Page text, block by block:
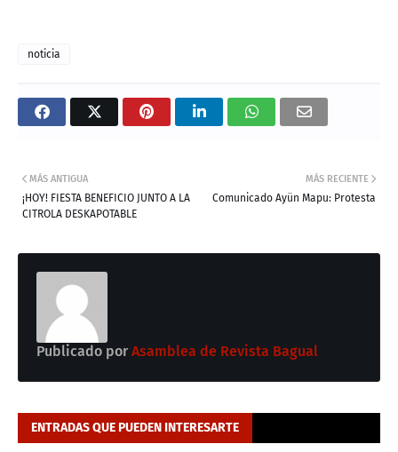
noticia
MÁS RECIENTE
Comunicado Ayün Mapu: Protesta
MÁS ANTIGUA
¡HOY! FIESTA BENEFICIO JUNTO A LA
CITROLA DESKAPOTABLE
Publicado por Asamblea de Revista Bagual
ENTRADAS QUE PUEDEN INTERESARTE